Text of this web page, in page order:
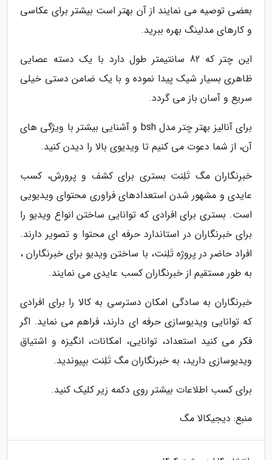
بعضی توصیه می نمایند از آن بهتر است بیشتر برای عکاسی
و کارهای مدلینگ بهره ببرید.
این چتر که 82 سانتیمتر طول دارد با یک دسته عصایی
ظاهری بسیار شیک پیدا نموده و با یک ضامن دستی خیلی
سریع و آسان باز می گردد.
برای آنالیز بهتر چتر مدل bsh و آشنایی بیشتر با ویژگی های
آن، از شما دعوت می کنیم تا ویدیوی بالا را دیدن کنید.
خبرنگاران مگ تَلِنت بستری برای کشف و پرورش، کسب
عایدی و مشهور شدن استعدادهای فراوری محتوای ویدیویی
است. بستری برای افرادی که توانایی ساختن انواع ویدیو را
برای خبرنگاران در استاندارد حرفه ای محتوا و تصویر دارند.
افراد حاضر در پروژه تَلِنت، با ساختن ویدیو برای خبرنگاران ،
به طور مستقیم از خبرنگاران کسب عایدی می نمایند.
خبرنگاران به سادگی امکان دسترسی به کالا را برای افرادی
که توانایی ویدیوسازی حرفه ای دارند، فراهم می نماید. اگر
فکر می کنید استعداد، توانایی، امکانات، انگیزه و اشتیاق
ویدیوسازی دارید، به خبرنگاران مگ تَلِنت بپیوندید.
برای کسب اطلاعات بیشتر روی دکمه زیر کلیک کنید.
منبع: دیجیکالا مگ